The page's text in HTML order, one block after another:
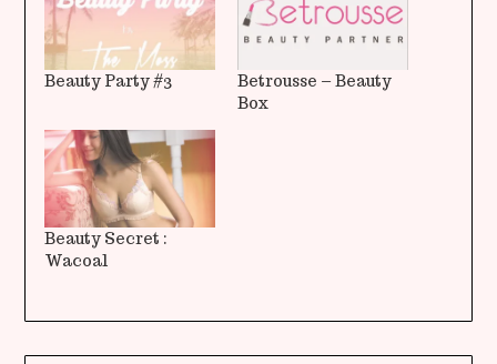
Beauty Party #3
Betrousse – Beauty
Box
Beauty Secret :
Wacoal